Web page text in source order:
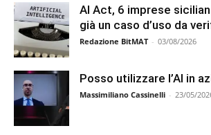
AI Act, 6 imprese
già un caso d’uso da
Redazione BitMAT - 03/08/2026
Posso utilizzare l’AI in
Massimiliano Cassinelli - 23/05/